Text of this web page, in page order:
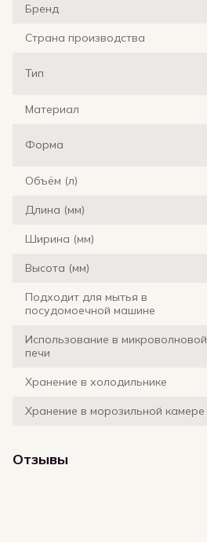
Бренд
Страна производства
Тип
Материал
Форма
Объём (л)
Длина (мм)
Ширина (мм)
Высота (мм)
Подходит для мытья в
посудомоечной машине
Использование в микроволновой
печи
Хранение в холодильнике
Хранение в морозильной камере
Отзывы